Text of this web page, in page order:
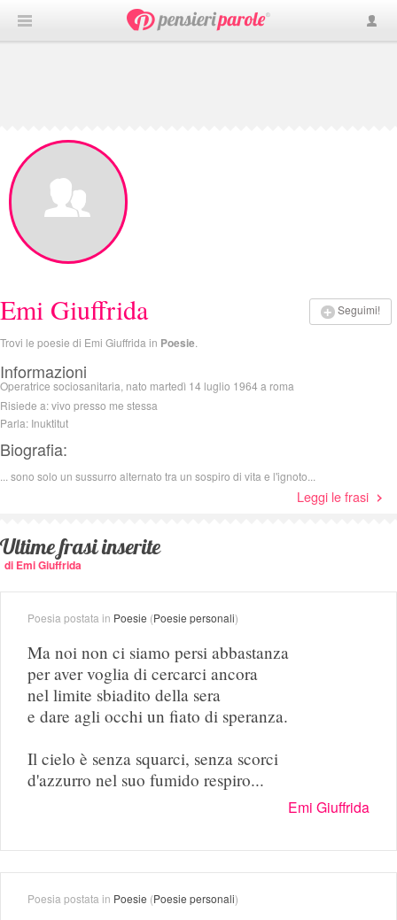
Seguimi!
Emi Giuffrida
Trovi le poesie di Emi Giuffrida in Poesie
Informazioni
Operatrice sociosanitaria, nato martedì 14 luglio 1964 a roma
Risiede a: vivo presso me stessa
Parla: Inuktitut
Biografia:
... sono solo un sussurro alternato tra un sospiro di vita e l'ignoto...
Leggi le frasi
Ultime frasi inserite
di Emi Giuffrida
Poesia postata in Poesie (Poesie personali)
Ma noi non ci siamo persi abbastanza
per aver voglia di cercarci ancora
nel limite sbiadito della sera
e dare agli occhi un fiato di speranza.
Il cielo è senza squarci, senza scorci
d'azzurro nel suo fumido respiro...
Emi Giuffrida
Poesia postata in Poesie (Poesie personali)